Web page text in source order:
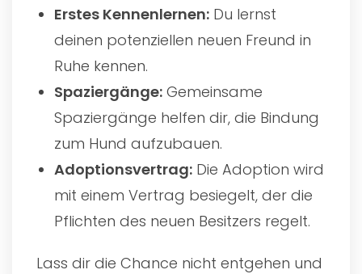
Erstes Kennenlernen: Du lernst
deinen potenziellen neuen Freund in
Ruhe kennen.
Spaziergänge: Gemeinsame
Spaziergänge helfen dir, die Bindung
zum Hund aufzubauen.
Adoptionsvertrag: Die Adoption wird
mit einem Vertrag besiegelt, der die
Pflichten des neuen Besitzers regelt.
Lass dir die Chance nicht entgehen und